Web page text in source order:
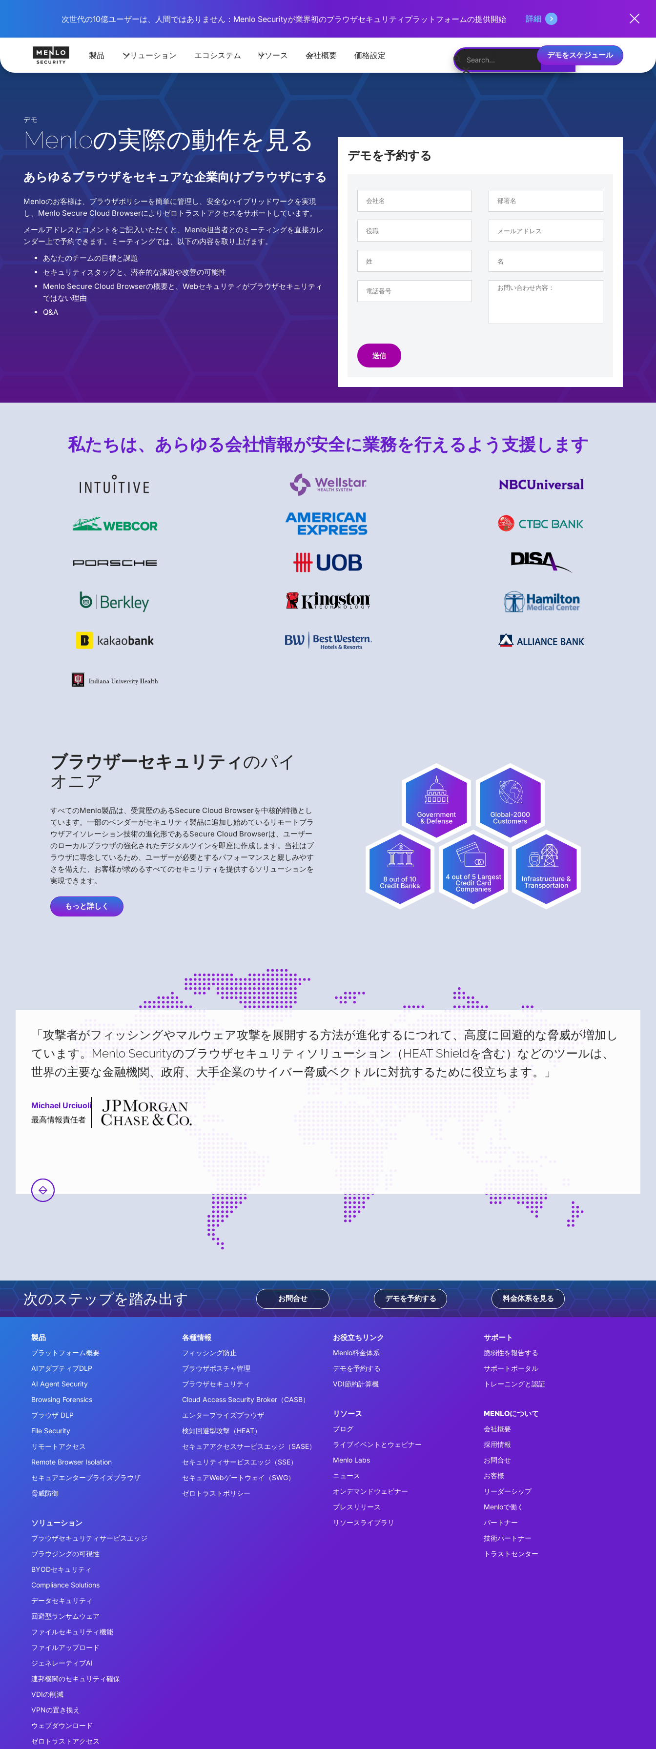
次世代の10億ユーザーは、人間ではありません：Menlo Securityが業界初のブラウザセキュリティプラットフォームの提供開始 詳細
製品 ソリューション エコシステム リソース 会社概要 価格設定 デモをスケジュール
デモ
Menloの実際の動作を見る
あらゆるブラウザをセキュアな企業向けブラウザにする
Menloのお客様は、ブラウザポリシーを簡単に管理し、安全なハイブリッドワークを実現
し、Menlo Secure Cloud Browserによりゼロトラストアクセスをサポートしています。
メールアドレスとコメントをご記入いただくと、Menlo担当者とのミーティングを直接カレ
ンダー上で予約できます。ミーティングでは、以下の内容を取り上げます。
あなたのチームの目標と課題
セキュリティスタックと、潜在的な課題や改善の可能性
Menlo Secure Cloud Browserの概要と、Webセキュリティがブラウザセキュリティ
ではない理由
Q&A
デモを予約する
送信
私たちは、あらゆる会社情報が安全に業務を行えるよう支援します
ブラウザーセキュリティのパイ
オニア
すべてのMenlo製品は、受賞歴のあるSecure Cloud Browserを中核的特徴とし
ています。一部のベンダーがセキュリティ製品に追加し始めているリモートブラ
ウザアイソレーション技術の進化形であるSecure Cloud Browserは、ユーザー
のローカルブラウザの強化されたデジタルツインを即座に作成します。当社はブ
ラウザに専念しているため、ユーザーが必要とするパフォーマンスと親しみやす
さを備えた、お客様が求めるすべてのセキュリティを提供するソリューションを
実現できます。
もっと詳しく
「攻撃者がフィッシングやマルウェア攻撃を展開する方法が進化するにつれて、高度に回避的な脅威が増加し
ています。Menlo Securityのブラウザセキュリティソリューション（HEAT Shieldを含む）などのツールは、
世界の主要な金融機関、政府、大手企業のサイバー脅威ベクトルに対抗するために役立ちます。」
Michael Urciuoli
最高情報責任者
次のステップを踏み出す お問合せ デモを予約する 料金体系を見る
製品
プラットフォーム概要
AIアダプティブDLP
AI Agent Security
Browsing Forensics
ブラウザ DLP
File Security
リモートアクセス
Remote Browser Isolation
セキュアエンタープライズブラウザ
脅威防御
ソリューション
ブラウザセキュリティサービスエッジ
ブラウジングの可視性
BYODセキュリティ
Compliance Solutions
データセキュリティ
回避型ランサムウェア
ファイルセキュリティ機能
ファイルアップロード
ジェネレーティブAI
連邦機関のセキュリティ確保
VDIの削減
VPNの置き換え
ウェブダウンロード
ゼロトラストアクセス
各種情報
フィッシング防止
ブラウザポスチャ管理
ブラウザセキュリティ
Cloud Access Security Broker（CASB）
エンタープライズブラウザ
検知回避型攻撃（HEAT）
セキュアアクセスサービスエッジ（SASE）
セキュリティサービスエッジ（SSE）
セキュアWebゲートウェイ（SWG）
ゼロトラストポリシー
お役立ちリンク
Menlo料金体系
デモを予約する
VDI節約計算機
リソース
ブログ
ライブイベントとウェビナー
Menlo Labs
ニュース
オンデマンドウェビナー
プレスリリース
リソースライブラリ
サポート
脆弱性を報告する
サポートポータル
トレーニングと認証
MENLOについて
会社概要
採用情報
お問合せ
お客様
リーダーシップ
Menloで働く
パートナー
技術パートナー
トラストセンター